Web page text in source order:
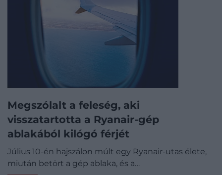
Megszólalt a feleség, aki
visszatartotta a Ryanair-gép
ablakából kilógó férjét
Július 10-én hajszálon múlt egy Ryanair-utas élete,
miután betört a gép ablaka, és a…